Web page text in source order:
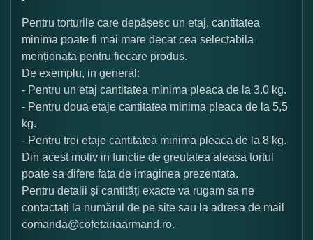
Pentru torturile care depășesc un etaj, cantitatea
minima poate fi mai mare decat cea selectabila
menționata pentru fiecare produs.
De exemplu, in general:
- Pentru un etaj cantitatea minima pleaca de la 3.0 kg.
- Pentru doua etaje cantitatea minima pleaca de la 5,5
kg.
- Pentru trei etaje cantitatea minima pleaca de la 8 kg.
Din acest motiv in functie de greutatea aleasa tortul
poate sa difere fata de imaginea prezentata.
Pentru detalii și cantități exacte va rugam sa ne
contactați la numărul de pe site sau la adresa de mail
comanda@cofetariaarmand.ro.